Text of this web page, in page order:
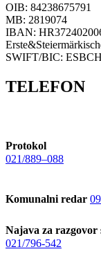
OIB: 84238675791
MB: 2819074
IBAN:
SWIFT/BIC:
TELEFON
Protokol
021/889–088
Komunalni redar
Najava za
021/796-542